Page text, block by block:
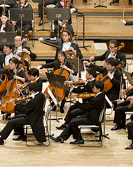
方法、オーケストラの紹介など。